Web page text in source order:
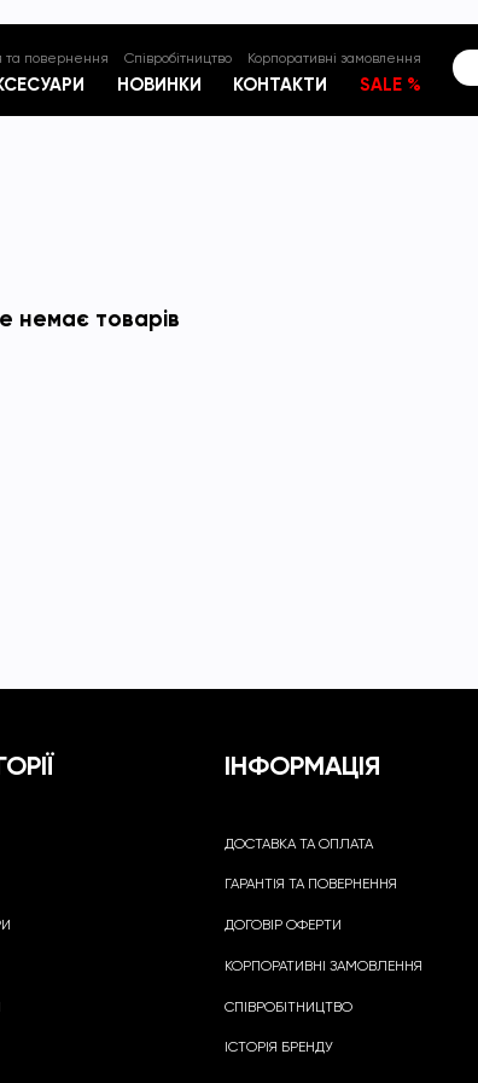
та повернення Співробітництво Корпоративні замовлення
НОВИНКИ КОНТАКТИ SALE %
немає товарів
ІНФОРМАЦІЯ
ДОСТАВКА ТА ОПЛАТА
ГАРАНТІЯ ТА ПОВЕРНЕННЯ
ДОГОВІР ОФЕРТИ
КОРПОРАТИВНІ ЗАМОВЛЕННЯ
СПІВРОБІТНИЦТВО
ІСТОРІЯ БРЕНДУ